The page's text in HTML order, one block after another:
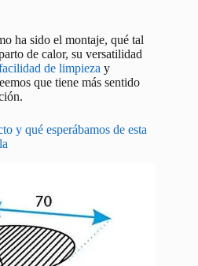
ha sido el montaje, qué tal
de calor, su versatilidad
de limpieza y
que tiene más sentido
y qué esperábamos de esta